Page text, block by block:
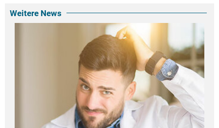
Weitere News